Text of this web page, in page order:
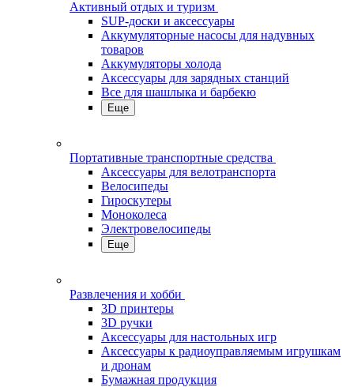
Активный отдых и туризм
SUP-доски и аксессуары
Аккумуляторные насосы для надувных
товаров
Аккумуляторы холода
Аксессуары для зарядных станций
Все для шашлыка и барбекю
Еще
Портативные транспортные средства
Аксессуары для велотранспорта
Велосипеды
Гироскутеры
Моноколеса
Электровелосипеды
Еще
Развлечения и хобби
3D принтеры
3D ручки
Аксессуары для настольных игр
Аксессуары к радиоуправляемым игрушкам
и дронам
Бумажная продукция